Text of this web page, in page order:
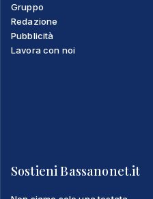
Gruppo
Redazione
Pubblicità
Lavora con noi
Sostieni Bassanonet.it